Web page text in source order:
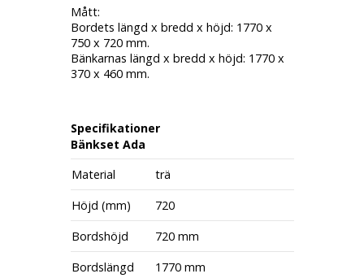
Mått:
Bordets längd x bredd x höjd: 1770 x
750 x 720 mm.
Bänkarnas längd x bredd x höjd: 1770 x
370 x 460 mm.
Specifikationer
Bänkset Ada
Material
trä
Höjd (mm)
720
Bordshöjd
720 mm
Bordslängd
1770 mm